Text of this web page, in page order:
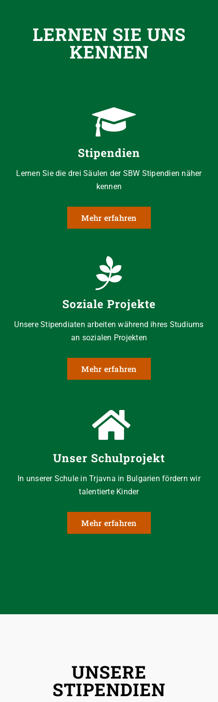
LERNEN SIE UNS
KENNEN
Stipendien
Lernen Sie die drei Säulen der SBW Stipendien näher
kennen
Mehr erfahren
Soziale Projekte
Unsere Stipendiaten arbeiten während ihres Studiums
an sozialen Projekten
Mehr erfahren
Unser Schulprojekt
In unserer Schule in Trjavna in Bulgarien fördern wir
talentierte Kinder
Mehr erfahren
UNSERE
STIPENDIEN